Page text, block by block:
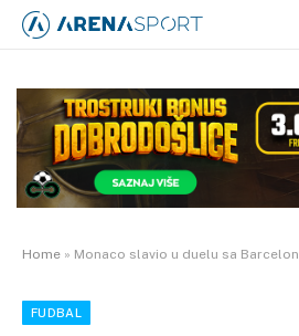
Home » Monaco slavio u duelu sa Barcelonom, po 90
FUDBAL